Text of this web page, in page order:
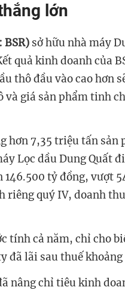
lớn
BSR) sở hữu nhà máy
quả kinh doanh của
thô đầu vào cao hơn
và giá sản phẩm tinh
hơn 7,35 triệu tấn sản
Lọc dầu Dung Quất
tỷ đồng, vượt
riêng quý IV, doanh
tính cả năm, chỉ cho
đã lãi sau thuế
nâng chỉ tiêu kinh